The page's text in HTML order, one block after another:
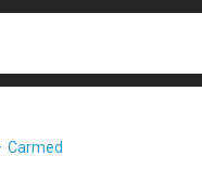
Carmed